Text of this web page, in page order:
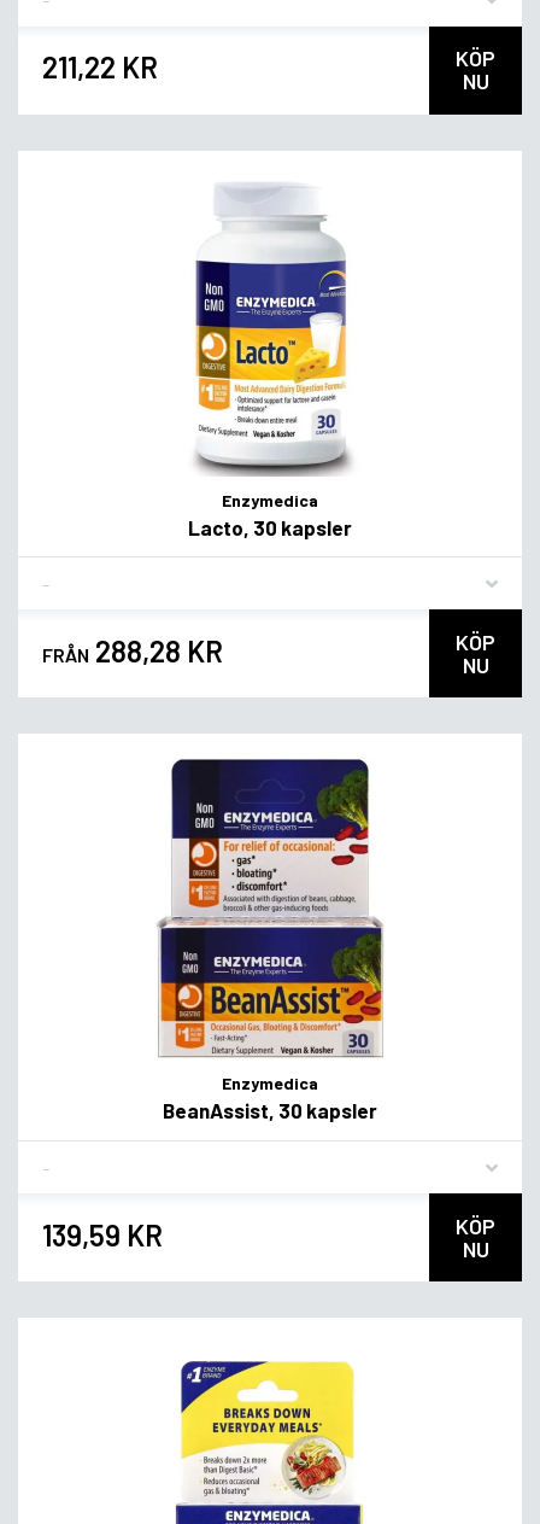
211,22 KR
KÖP
NU
Enzymedica
Lacto, 30 kapsler
FRÅN 288,28 KR
KÖP
NU
Enzymedica
BeanAssist, 30 kapsler
139,59 KR
KÖP
NU